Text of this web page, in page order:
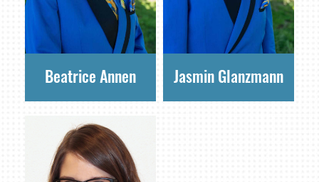
Beatrice Annen Jasmin Glanzmann